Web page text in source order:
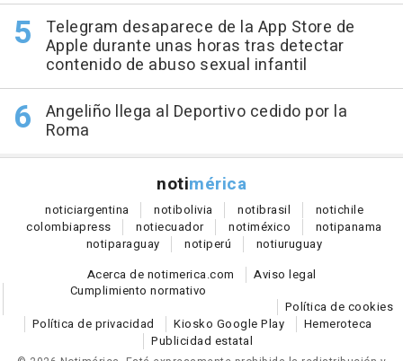
Telegram desaparece de la App Store de
Apple durante unas horas tras detectar
contenido de abuso sexual infantil
Angeliño llega al Deportivo cedido por la
Roma
notimérica
noticiargentina notibolivia notibrasil notichile
colombiapress notiecuador notiméxico notipanama
notiparaguay notiperú notiuruguay
Acerca de notimerica.com
Aviso legal
Cumplimiento normativo
Política de cookies
Política de privacidad
Kiosko Google Play
Hemeroteca
Publicidad estatal